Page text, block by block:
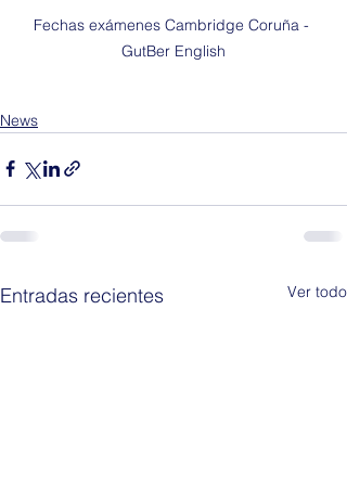
Fechas exámenes Cambridge Coruña -
GutBer English
News
Entradas recientes Ver todo